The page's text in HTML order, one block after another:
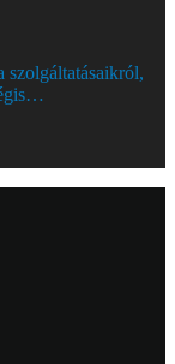
szolgáltatásaikról,